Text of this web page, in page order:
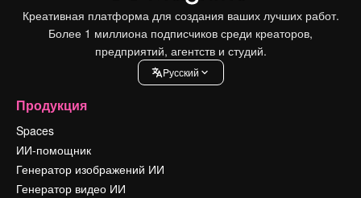
Креативная платформа для создания ваших лучших работ.
Более 1 миллиона подписчиков среди креаторов,
предприятий, агентств и студий.
Pусский
Продукция
Spaces
ИИ-помощник
Генератор изображений ИИ
Генератор видео ИИ